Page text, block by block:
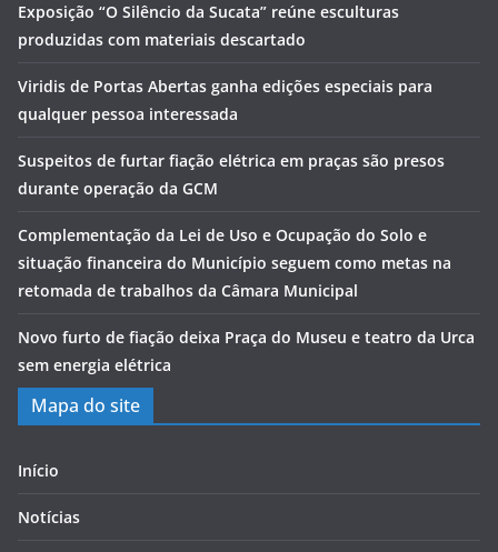
Exposição “O Silêncio da Sucata” reúne esculturas
produzidas com materiais descartado
Viridis de Portas Abertas ganha edições especiais para
qualquer pessoa interessada
Suspeitos de furtar fiação elétrica em praças são presos
durante operação da GCM
Complementação da Lei de Uso e Ocupação do Solo e
situação financeira do Município seguem como metas na
retomada de trabalhos da Câmara Municipal
Novo furto de fiação deixa Praça do Museu e teatro da Urca
sem energia elétrica
Mapa do site
Início
Notícias